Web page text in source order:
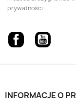
prywatności.
Facebook
INFORMACJE O